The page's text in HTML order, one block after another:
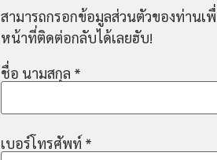
สามารถกรอกข้อมูลส่วนตัวของท่านเ
หน้าที่ติดต่อกลับได้เลยฮับ!
ชื่อ นามสกุล *
เบอร์โทรศัพท์ *